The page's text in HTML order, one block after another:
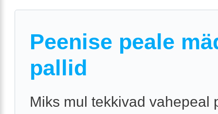
Peenise peale
pallid
Miks mul tekkivad vahepeal